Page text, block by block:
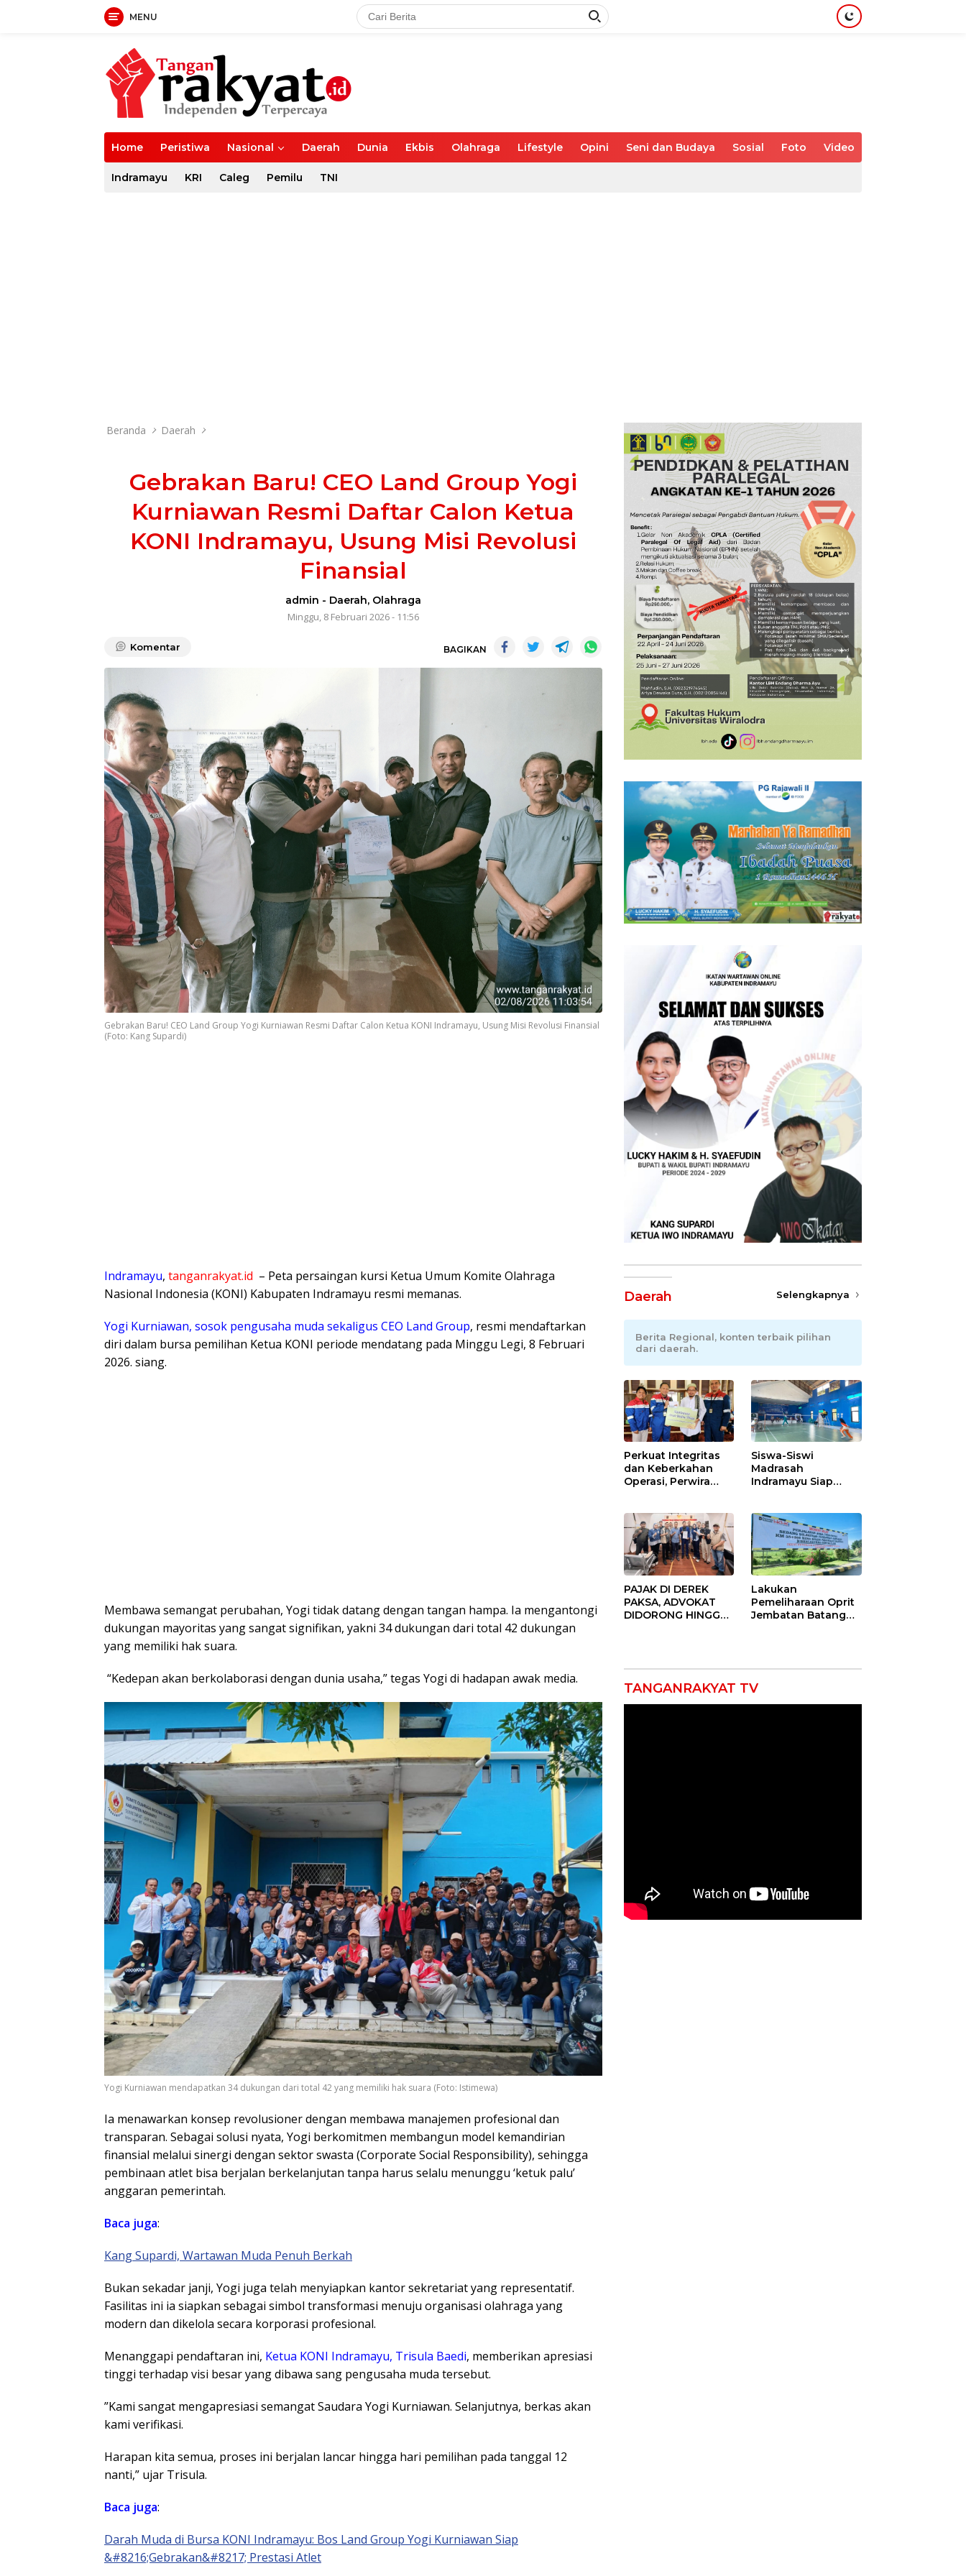
MENU
Home Peristiwa Nasional Daerah Dunia Ekbis Olahraga Lifestyle Opini Seni dan Budaya Sosial Foto Video
Indramayu KRI Caleg Pemilu TNI
Beranda Daerah
Gebrakan Baru! CEO Land Group Yogi
Kurniawan Resmi Daftar Calon Ketua
KONI Indramayu, Usung Misi Revolusi
Finansial
admin - Daerah, Olahraga
Minggu, 8 Februari 2026 - 11:56
Komentar BAGIKAN
Gebrakan Baru! CEO Land Group Yogi Kurniawan Resmi Daftar Calon Ketua KONI Indramayu, Usung Misi Revolusi Finansial
(Foto: Kang Supardi)
​Indramayu, tanganrakyat.id – Peta persaingan kursi Ketua Umum Komite Olahraga
Nasional Indonesia (KONI) Kabupaten Indramayu resmi memanas.
Yogi Kurniawan, sosok pengusaha muda sekaligus CEO Land Group, resmi mendaftarkan
diri dalam bursa pemilihan Ketua KONI periode mendatang pada Minggu Legi, 8 Februari
2026. siang.
​Membawa semangat perubahan, Yogi tidak datang dengan tangan hampa. Ia mengantongi
dukungan mayoritas yang sangat signifikan, yakni 34 dukungan dari total 42 dukungan
yang memiliki hak suara.
​ “Kedepan akan berkolaborasi dengan dunia usaha,” tegas Yogi di hadapan awak media.
Yogi Kurniawan mendapatkan 34 dukungan dari total 42 yang memiliki hak suara (Foto: Istimewa)
​Ia menawarkan konsep revolusioner dengan membawa manajemen profesional dan
transparan. Sebagai solusi nyata, Yogi berkomitmen membangun model kemandirian
finansial melalui sinergi dengan sektor swasta (Corporate Social Responsibility), sehingga
pembinaan atlet bisa berjalan berkelanjutan tanpa harus selalu menunggu ‘ketuk palu’
anggaran pemerintah.
Baca juga:
Kang Supardi, Wartawan Muda Penuh Berkah
​Bukan sekadar janji, Yogi juga telah menyiapkan kantor sekretariat yang representatif.
Fasilitas ini ia siapkan sebagai simbol transformasi menuju organisasi olahraga yang
modern dan dikelola secara korporasi profesional.
​Menanggapi pendaftaran ini, Ketua KONI Indramayu, Trisula Baedi, memberikan apresiasi
tinggi terhadap visi besar yang dibawa sang pengusaha muda tersebut.
​”Kami sangat mengapresiasi semangat Saudara Yogi Kurniawan. Selanjutnya, berkas akan
kami verifikasi.
Harapan kita semua, proses ini berjalan lancar hingga hari pemilihan pada tanggal 12
nanti,” ujar Trisula.
Baca juga:
Darah Muda di Bursa KONI Indramayu: Bos Land Group Yogi Kurniawan Siap
&#8216;Gebrakan&#8217; Prestasi Atlet
Daerah Selengkapnya
Berita Regional, konten terbaik pilihan
dari daerah.
Perkuat Integritas
dan Keberkahan
Operasi, Perwira
Siswa-Siswi
Madrasah
Indramayu Siap
Provinsi 2026
PAJAK DI DEREK
PAKSA, ADVOKAT
DIDORONG HINGGA
Ngamuk Kepung
Lakukan
Pemeliharaan Oprit
Jembatan Batang
Tol Binjai–Langsa
TANGANRAKYAT TV